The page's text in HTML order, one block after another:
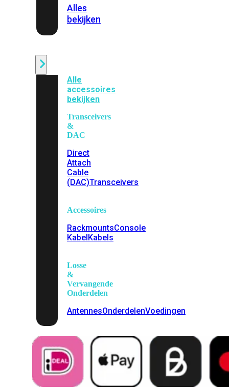
Alles
bekijken
Alle
accessoires
bekijken
Transceivers
&
DAC
Direct
Attach
Cable
(DAC)Transceivers
Accessoires
RackmountsConsole
KabelKabels
Losse
&
Vervangende
Onderdelen
AntennesOnderdelenVoedingen